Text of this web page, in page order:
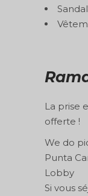
La prise
offerte !
We do
Punta
Lobby
Si vous